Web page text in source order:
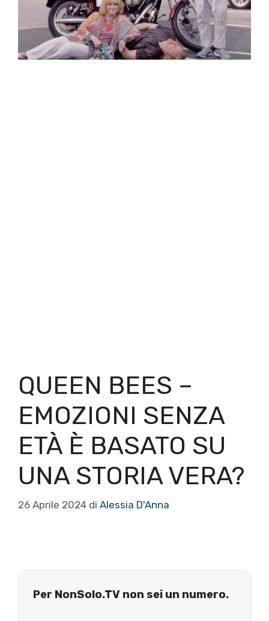
QUEEN BEES –
EMOZIONI SENZA
ETÀ È BASATO SU
UNA STORIA VERA?
26 Aprile 2024 di Alessia D'Anna
Per NonSolo.TV non sei un numero.